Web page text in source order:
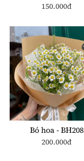
150.000đ
Bó hoa - BH208
200.000đ